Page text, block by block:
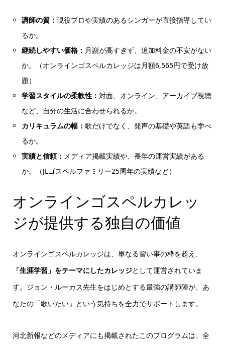
講師の質：現役プロや実績のあるシンガーが直接指導してい
るか。
継続しやすい価格： 月謝が高すぎず、追加料金の不安がない
か。（オンラインゴスペルカレッジは月額6,565円で受け放
題）
学習スタイルの柔軟性：対面、オンライン、アーカイブ視聴
など、自分の生活に合わせられるか。
カリキュラムの幅：歌だけでなく、発声の基礎や英語も学べ
るか。
実績と信頼： メディア掲載実績や、長年の運営実績がある
か。（JLゴスペルファミリー25周年の実績など）
オンラインゴスペルカレッ
ジが提供する独自の価値
オンラインゴスペルカレッジは、単なる習い事の枠を超え、
「生涯学習」をテーマにしたカレッジとして運営されていま
す。ジョン・ルーカス先生をはじめとする最強の講師陣が、あ
なたの「歌いたい」という気持ちを全力でサポートします。
河北新報などのメディアにも掲載されたこのプログラムは、全